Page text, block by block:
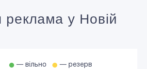
реклама у Новій
— вільно — резерв